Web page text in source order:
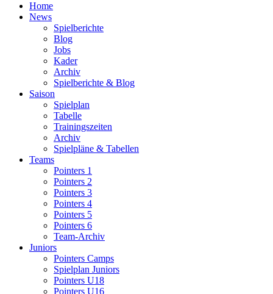
Home
News
Spielberichte
Blog
Jobs
Kader
Archiv
Spielberichte & Blog
Saison
Spielplan
Tabelle
Trainingszeiten
Archiv
Spielpläne & Tabellen
Teams
Pointers 1
Pointers 2
Pointers 3
Pointers 4
Pointers 5
Pointers 6
Team-Archiv
Juniors
Pointers Camps
Spielplan Juniors
Pointers U18
Pointers U16